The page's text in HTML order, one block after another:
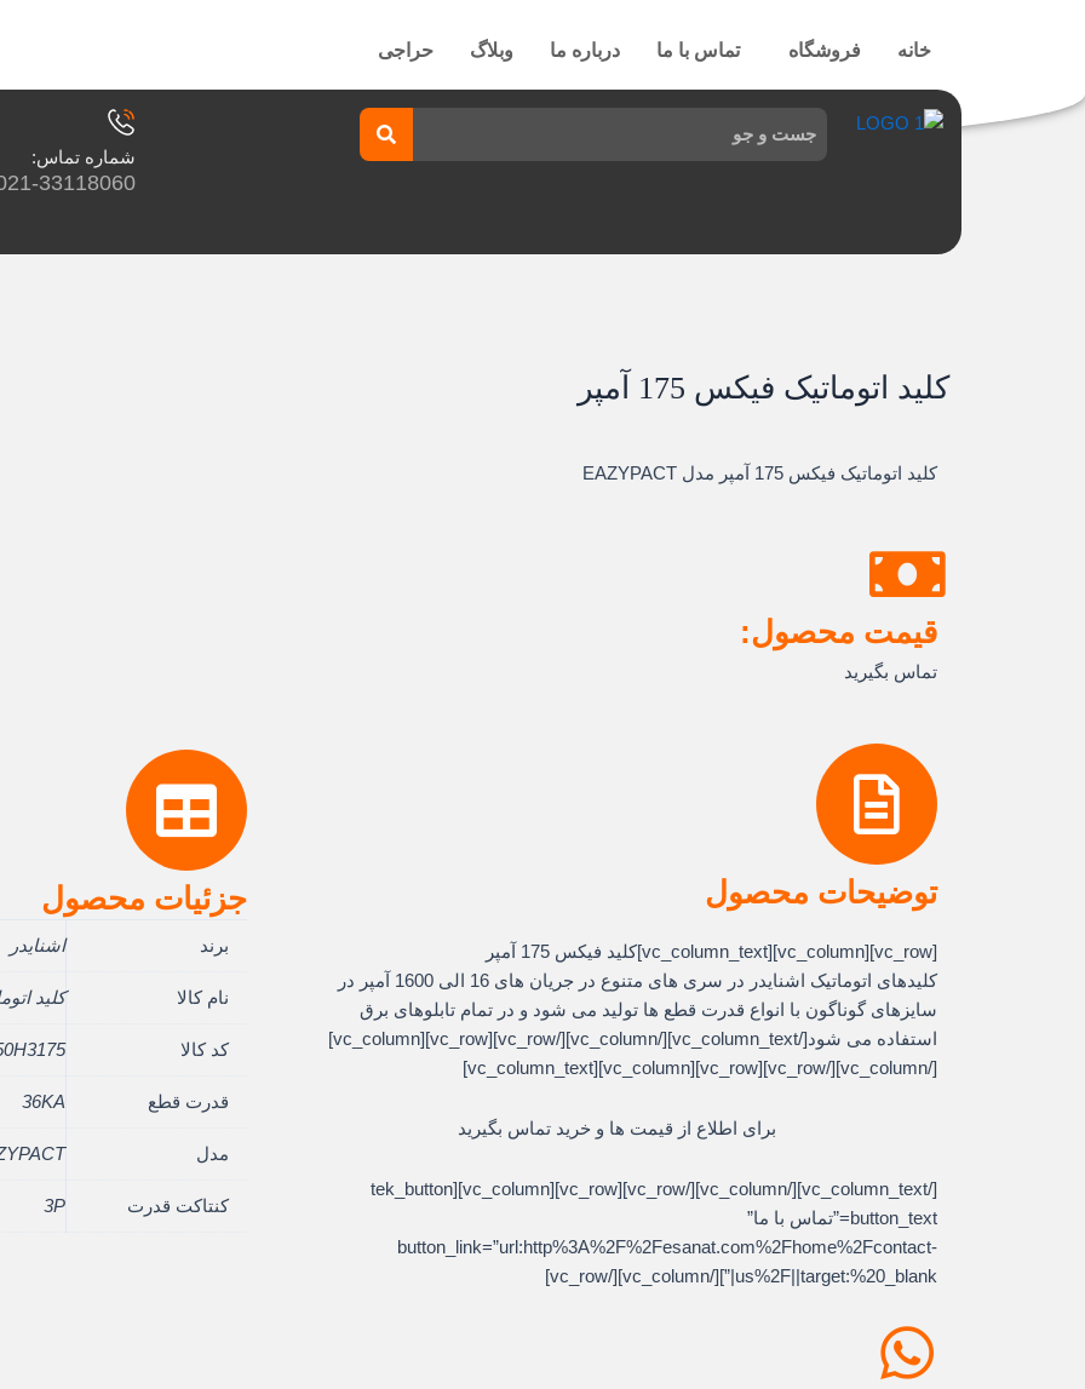
خانه فروشگاه تماس با ما درباره ما وبلاگ حراجی
شماره تماس:
33118060
کلید اتوماتیک فيکس 175 آمپر
کلید اتوماتیک فيکس 175 آمپر مدل EAZYPACT
قیمت محصول:
تماس بگیرید
توضیحات محصول
[vc_row][vc_column][vc_column_text]کلید فيکس 175 آمپر
کلیدهای اتوماتیک اشنایدر در سری های متنوع در جریان های 16 الی 1600 آمپر در
سایزهای گوناگون با انواع قدرت قطع ها تولید می شود و در تمام تابلوهای برق
استفاده می شود[/vc_column_text][/vc_column][/vc_row][vc_row][vc_column]
[/vc_column][/vc_row][vc_row][vc_column][vc_column_text]
برای اطلاع از قیمت ها و خرید تماس بگیرید
[/vc_column_text][/vc_column][/vc_row][vc_row][vc_column][tek_button
button_text=”تماس با ما”
button_link=”url:http%3A%2F%2Fesanat.com%2Fhome%2Fcontact-
us%2F||target:%20_blank|”][/vc_column][/vc_row]
جزئیات محصول
برند اشنایدر
نام کالا کلید
کد کالا
قدرت قطع 36KA
مدل
کنتاکت قدرت 3P